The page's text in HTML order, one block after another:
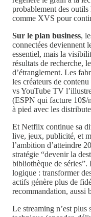
probablement des outils
comme XVS pour
Sur le plan business,
connectées deviennent
essentiel, mais la
résultats de recherche,
d’étranglement. Les
les créateurs de
vs YouTube TV
(ESPN qui facture 10$/
à pied avec les
Et Netflix continue sa
live, jeux, publicité, et
l’ambition d’atteindre
stratégie “devenir la
bibliothèque de séries”.
logique : transformer
actifs génère plus de
recommandation, aussi
Le streaming n’est plus